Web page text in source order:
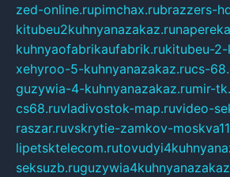
zed-online.rupimchax.rubrazzers-
kitubeu2kuhnyanazakaz.ru
kuhnyaofabrikaufabrik.rukitubeu-2-
xehyroo-5-kuhnyanazakaz.rucs-
guzywia-4-kuhnyanazakaz.rumir-
cs68.ruvladivostok-map.ruvideo-
raszar.ruvskrytie-zamkov-
lipetsktelecom.ru
seksuzb.ru